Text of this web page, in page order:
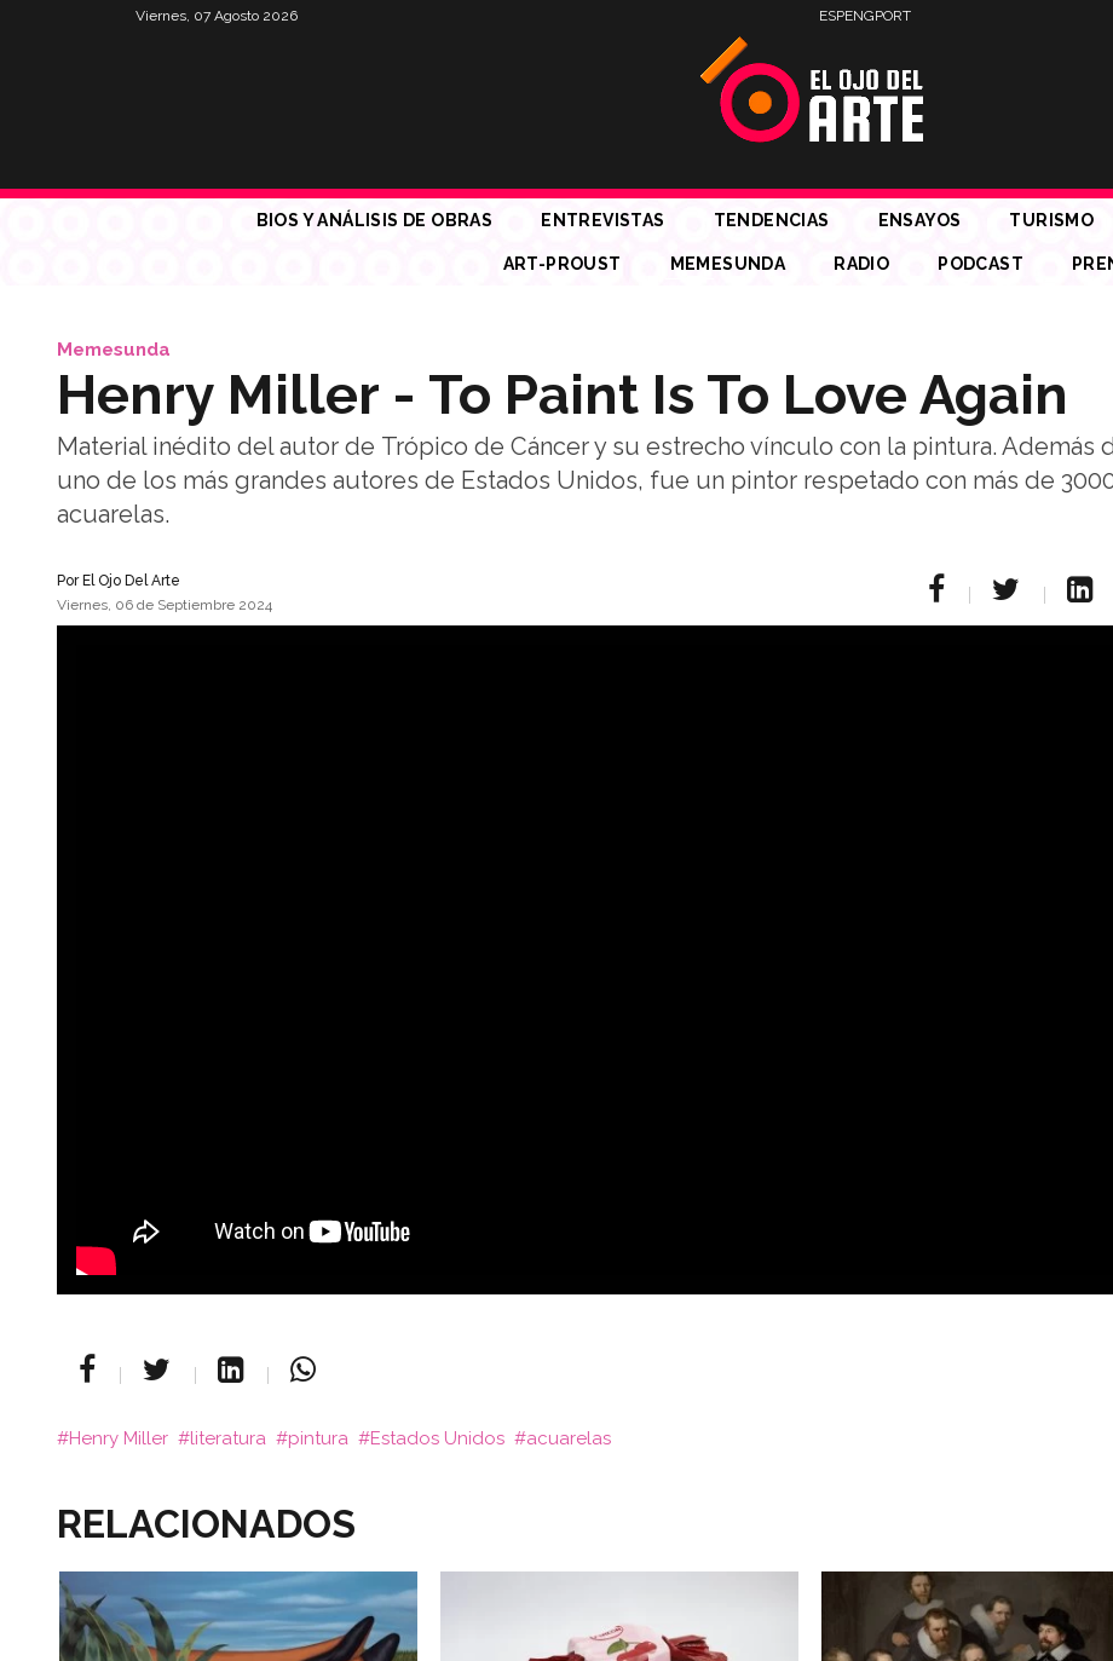
Viernes, 07 Agosto 2026 ESPENGPORT
BIOS Y ANÁLISIS DE OBRAS ENTREVISTAS TENDENCIAS ENSAYOS TURISMO
ART-PROUST MEMESUNDA RADIO PODCAST
Memesunda
Henry Miller - To Paint Is To Love Again
Material inédito del autor de Trópico de Cáncer y su estrecho vínculo con la pintura. Además
uno de los más grandes autores de Estados Unidos, fue un pintor respetado con más de
acuarelas.
PorEl Ojo Del Arte
Viernes, 06 de Septiembre 2024
Henry Miller literatura pintura Estados Unidos acuarelas
RELACIONADOS